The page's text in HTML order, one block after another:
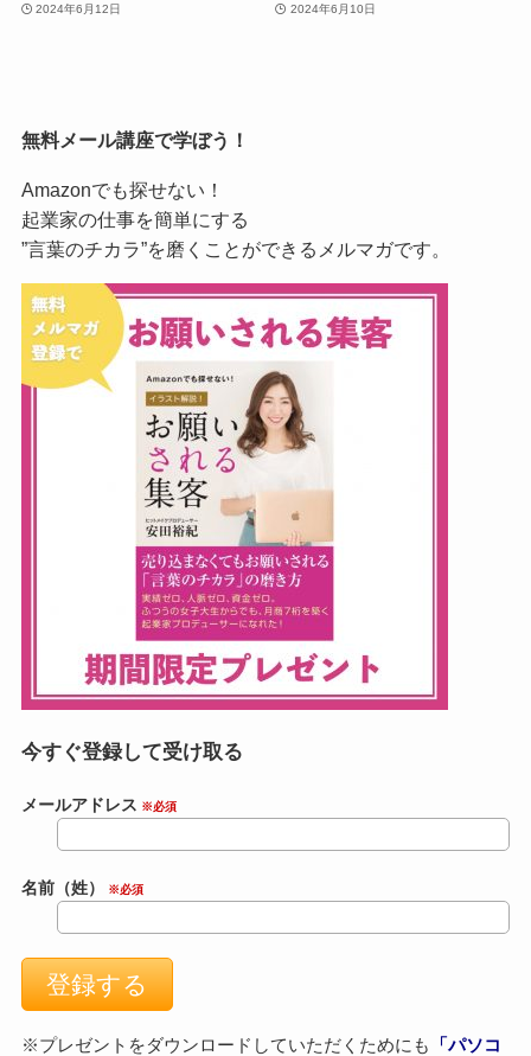
2024年6月12日 2024年6月10日
無料メール講座で学ぼう！
Amazonでも探せない！
起業家の仕事を簡単にする
”言葉のチカラ”を磨くことができるメルマガです。
今すぐ登録して受け取る
メールアドレス ※必須
名前（姓） ※必須
※プレゼントをダウンロードしていただくためにも
「パソコ